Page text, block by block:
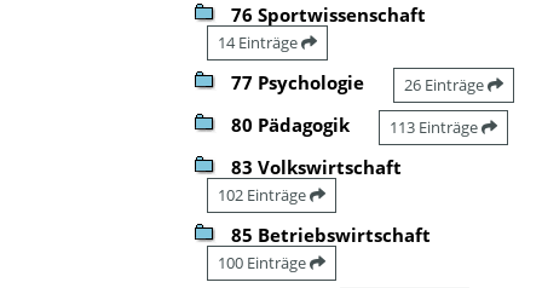
76 Sportwissenschaft
14 Einträge
77 Psychologie 26 Einträge
80 Pädagogik 113 Einträge
83 Volkswirtschaft
102 Einträge
85 Betriebswirtschaft
100 Einträge